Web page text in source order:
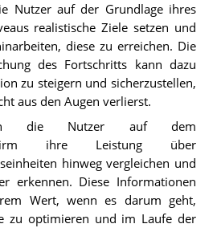
Nutzer auf der Grundlage ihres
realistische Ziele setzen und
diese zu erreichen. Die
des Fortschritts kann dazu
zu steigern und sicherzustellen,
aus den Augen verlierst.
die Nutzer auf dem
ihre Leistung über
hinweg vergleichen und
erkennen. Diese Informationen
Wert, wenn es darum geht,
zu optimieren und im Laufe der